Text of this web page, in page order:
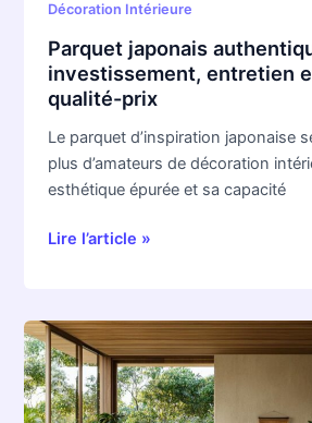
Décoration Intérieure
Parquet japonais
investissement, entretien
qualité-prix
Le parquet d’inspiration japonaise
plus d’amateurs de décoration
esthétique épurée et sa capacité
Lire l’article »
Découvrez
les
solutions
bois